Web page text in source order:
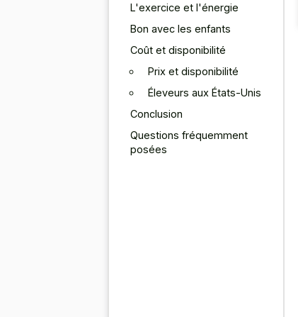
L'exercice et l'énergie
Bon avec les enfants
Coût et disponibilité
Prix et disponibilité
Éleveurs aux États-Unis
Conclusion
Questions fréquemment
posées